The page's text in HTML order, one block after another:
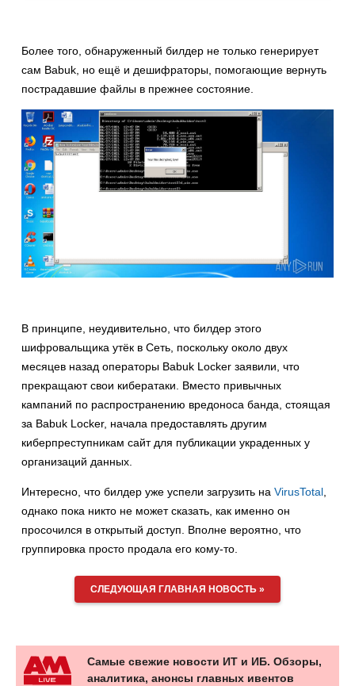
Более того, обнаруженный билдер не только генерирует
сам Babuk, но ещё и дешифраторы, помогающие вернуть
пострадавшие файлы в прежнее состояние.
В принципе, неудивительно, что билдер этого
шифровальщика утёк в Сеть, поскольку около двух
месяцев назад операторы Babuk Locker заявили, что
прекращают свои кибератаки. Вместо привычных
кампаний по распространению вредоноса банда, стоящая
за Babuk Locker, начала предоставлять другим
киберпреступникам сайт для публикации украденных у
организаций данных.
Интересно, что билдер уже успели загрузить на VirusTotal
однако пока никто не может сказать, как именно он
просочился в открытый доступ. Вполне вероятно, что
группировка просто продала его кому-то.
СЛЕДУЮЩАЯ ГЛАВНАЯ НОВОСТЬ »
Самые свежие новости ИТ и ИБ. Обзоры,
аналитика, анонсы главных ивентов